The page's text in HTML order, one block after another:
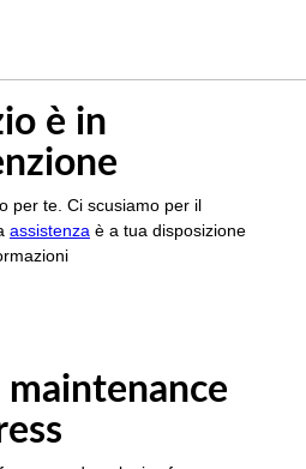
è in
per te. Ci scusiamo per il
assistenza è a tua disposizione
maintenance